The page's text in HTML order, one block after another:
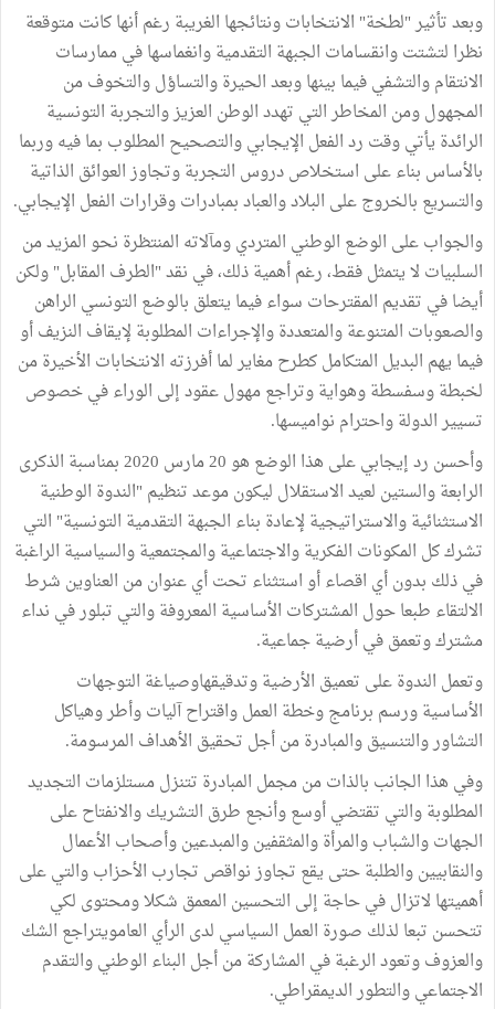
وبعد تأثير "لطخة" الانتخابات ونتائجها الغريبة رغم أنها كانت متوقعة
نظرا لتشتت وانقسامات الجبهة التقدمية وانغماسها في ممارسات
الانتقام والتشفي فيما بينها وبعد الحيرة والتساؤل والتخوف من
المجهول ومن المخاطر التي تهدد الوطن العزيز والتجربة التونسية
الرائدة يأتي وقت رد الفعل الإيجابي والتصحيح المطلوب بما فيه وربما
بالأساس بناء على استخلاص دروس التجربة وتجاوز العوائق الذاتية
والتسريع بالخروج على البلاد والعباد بمبادرات وقرارات الفعل الإيجابي.
والجواب على الوضع الوطني المتردي ومآلاته المنتظرة نحو المزيد من
السلبيات لا يتمثل فقط، رغم أهمية ذلك، في نقد "الطرف المقابل" ولكن
أيضا في تقديم المقترحات سواء فيما يتعلق بالوضع التونسي الراهن
والصعوبات المتنوعة والمتعددة والإجراءات المطلوبة لإيقاف النزيف أو
فيما يهم البديل المتكامل كطرح مغاير لما أفرزته الانتخابات الأخيرة من
لخبطة وسفسطة وهواية وتراجع مهول عقود إلى الوراء في خصوص
تسيير الدولة واحترام نواميسها.
وأحسن رد إيجابي على هذا الوضع هو 20 مارس 2020 بمناسبة الذكرى
الرابعة والستين لعيد الاستقلال ليكون موعد تنظيم "الندوة الوطنية
الاستثنائية والاستراتيجية لإعادة بناء الجبهة التقدمية التونسية" التي
تشرك كل المكونات الفكرية والاجتماعية والمجتمعية والسياسية الراغبة
في ذلك بدون أي اقصاء أو استثناء تحت أي عنوان من العناوين شرط
الالتقاء طبعا حول المشتركات الأساسية المعروفة والتي تبلور في نداء
مشترك وتعمق في أرضية جماعية.
وتعمل الندوة على تعميق الأرضية وتدقيقهاوصياغة التوجهات
الأساسية ورسم برنامج وخطة العمل واقتراح آليات وأطر وهياكل
التشاور والتنسيق والمبادرة من أجل تحقيق الأهداف المرسومة.
وفي هذا الجانب بالذات من مجمل المبادرة تتنزل مستلزمات التجديد
المطلوبة والتي تقتضي أوسع وأنجع طرق التشريك والانفتاح على
الجهات والشباب والمرأة والمثقفين والمبدعين وأصحاب الأعمال
والنقابيين والطلبة حتى يقع تجاوز نواقص تجارب الأحزاب والتي على
أهميتها لاتزال في حاجة إلى التحسين المعمق شكلا ومحتوى لكي
تتحسن تبعا لذلك صورة العمل السياسي لدى الرأي العامويتراجع الشك
والعزوف وتعود الرغبة في المشاركة من أجل البناء الوطني والتقدم
الاجتماعي والتطور الديمقراطي.